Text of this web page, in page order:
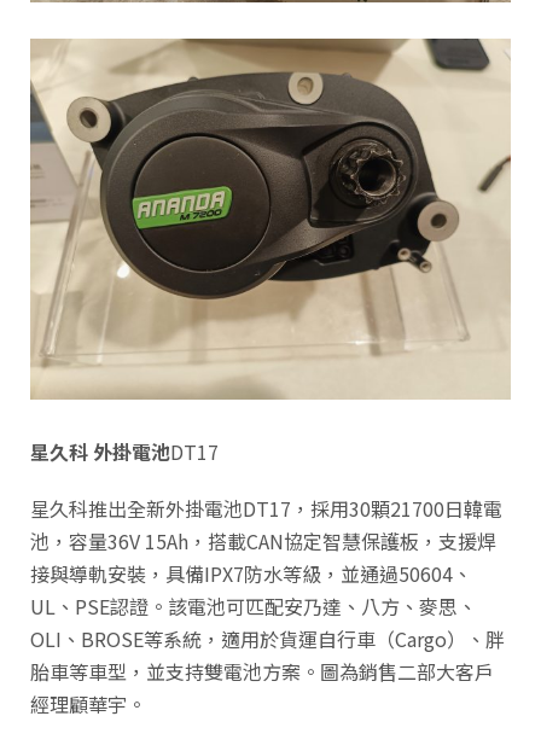
星久科 外掛電池DT17
星久科推出全新外掛電池DT17，採用30顆21700日韓電
池，容量36V 15Ah，搭載CAN協定智慧保護板，支援焊
接與導軌安裝，具備IPX7防水等級，並通過50604、
UL、PSE認證。該電池可匹配安乃達、八方、麥思、
OLI、BROSE等系統，適用於貨運自行車（Cargo）、胖
胎車等車型，並支持雙電池方案。圖為銷售二部大客戶
經理顧華宇。